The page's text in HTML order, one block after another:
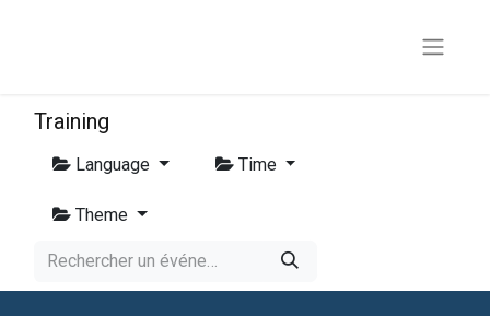
Training
Language Time
Theme